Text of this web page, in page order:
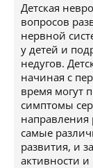
Детская
вопросов
нервной
у детей и
недугов.
начиная с
время могут
симптомы
направления
самые
развития, и
активности